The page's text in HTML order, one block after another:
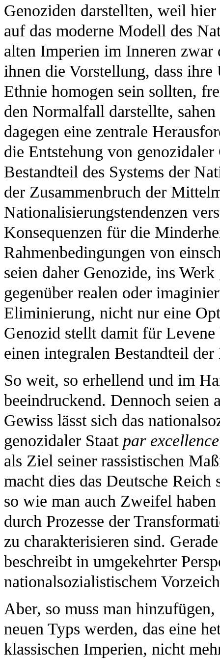
Genoziden darstellten, weil
auf das moderne Modell des
alten Imperien im Inneren
ihnen die Vorstellung, dass
Ethnie homogen sein sollten,
den Normalfall darstellte,
dagegen eine zentrale
die Entstehung von
Bestandteil des Systems der
der Zusammenbruch der
Nationalisierungstendenzen
Konsequenzen für die
Rahmenbedingungen von
seien daher Genozide, ins
gegenüber realen oder
Eliminierung, nicht nur eine
Genozid stellt damit für
einen integralen Bestandteil
So weit, so erhellend und im
beeindruckend. Dennoch seien
Gewiss lässt sich das
genozidaler Staat par excellence
als Ziel seiner rassistischen
macht dies das Deutsche
so wie man auch Zweifel
durch Prozesse der
zu charakterisieren sind.
beschreibt in umgekehrter
nationalsozialistischem
Aber, so muss man
neuen Typs werden, das eine
klassischen Imperien, nicht